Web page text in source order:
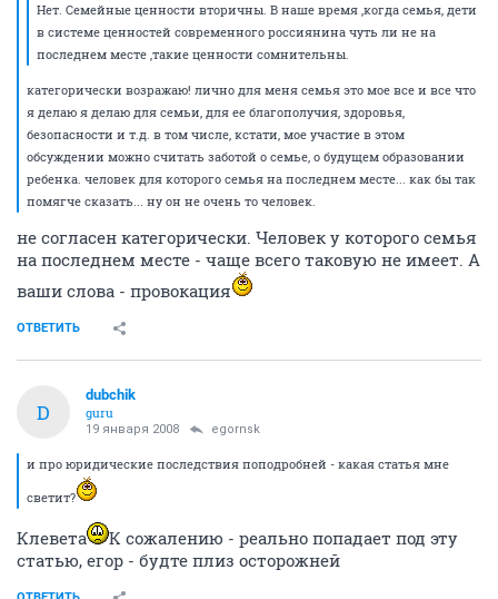
Нет. Семейные ценности вторичны. В наше время ,когда семья, дети
в системе ценностей современного россиянина чуть ли не на
последнем месте ,такие ценности сомнительны.
категорически возражаю! лично для меня семья это мое все и все что
я делаю я делаю для семьи, для ее благополучия, здоровья,
безопасности и т.д. в том числе, кстати, мое участие в этом
обсуждении можно считать заботой о семье, о будущем образовании
ребенка. человек для которого семья на последнем месте... как бы так
помягче сказать... ну он не очень то человек.
не согласен категорически. Человек у которого семья
на последнем месте - чаще всего таковую не имеет. А
ваши слова - провокация
ОТВЕТИТЬ
D
dubchik
guru
19 января 2008 egornsk
и про юридические последствия поподробней - какая статья мне
светит?
Клевета
К сожалению - реально попадает под эту
статью, егор - будте плиз осторожней